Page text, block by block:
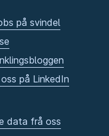
på svindel
på LinkedIn
data frå oss